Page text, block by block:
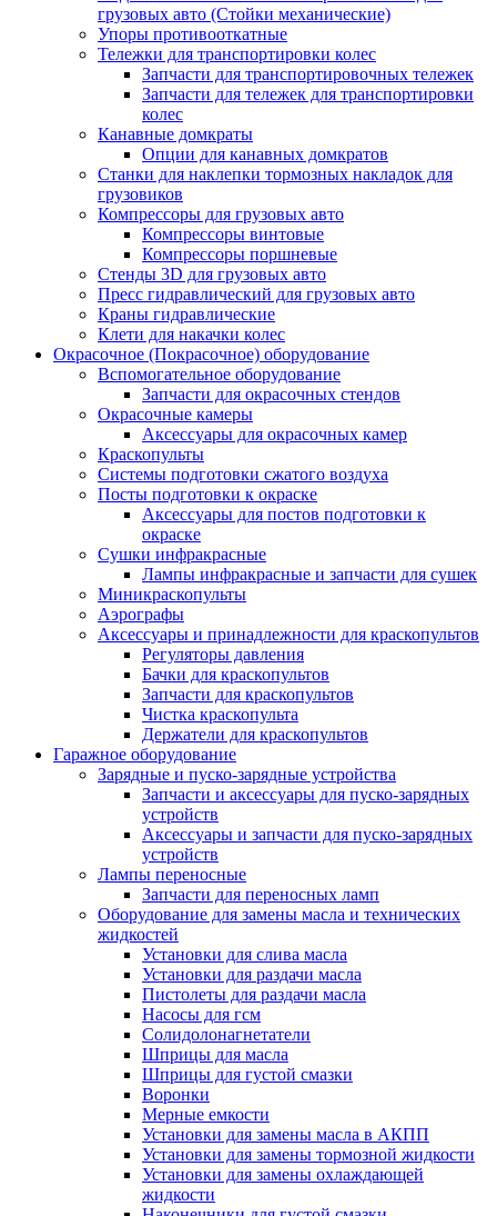
грузовых авто (Стойки механические)
Упоры противооткатные
Тележки для транспортировки колес
Запчасти для транспортировочных тележек
Запчасти для тележек для транспортировки
колес
Канавные домкраты
Опции для канавных домкратов
Станки для наклепки тормозных накладок для
грузовиков
Компрессоры для грузовых авто
Компрессоры винтовые
Компрессоры поршневые
Стенды 3D для грузовых авто
Пресс гидравлический для грузовых авто
Краны гидравлические
Клети для накачки колес
Окрасочное (Покрасочное) оборудование
Вспомогательное оборудование
Запчасти для окрасочных стендов
Окрасочные камеры
Аксессуары для окрасочных камер
Краскопульты
Системы подготовки сжатого воздуха
Посты подготовки к окраске
Аксессуары для постов подготовки к
окраске
Сушки инфракрасные
Лампы инфракрасные и запчасти для сушек
Миникраскопульты
Аэрографы
Аксессуары и принадлежности для краскопультов
Регуляторы давления
Бачки для краскопультов
Запчасти для краскопультов
Чистка краскопульта
Держатели для краскопультов
Гаражное оборудование
Зарядные и пуско-зарядные устройства
Запчасти и аксессуары для пуско-зарядных
устройств
Аксессуары и запчасти для пуско-зарядных
устройств
Лампы переносные
Запчасти для переносных ламп
Оборудование для замены масла и технических
жидкостей
Установки для слива масла
Установки для раздачи масла
Пистолеты для раздачи масла
Насосы для гсм
Солидолонагнетатели
Шприцы для масла
Шприцы для густой смазки
Воронки
Мерные емкости
Установки для замены масла в АКПП
Установки для замены тормозной жидкости
Установки для замены охлаждающей
жидкости